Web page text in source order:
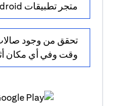
متجر تطبيقات Android أو Apple
تحقق من وجود
وقت وفي أي مكان